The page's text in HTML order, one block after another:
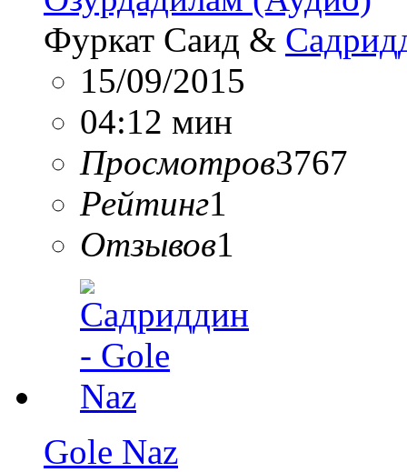
Фуркат Саид &
15/09/2015
04:12 мин
Просмотров3767
Рейтинг1
Отзывов1
Gole Naz